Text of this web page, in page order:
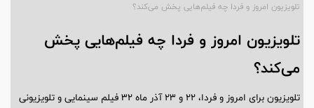
تلویزیون امروز و فردا چه فیلم‌هایی پخش می‌کند؟
تلویزیون امروز و فردا چه فیلم‌هایی پخش
می‌کند؟
تلویزیون برای امروز و فردا، ۲۲ و ۲۳ آذر ماه ۳۲ فیلم سینمایی و تلویزیونی